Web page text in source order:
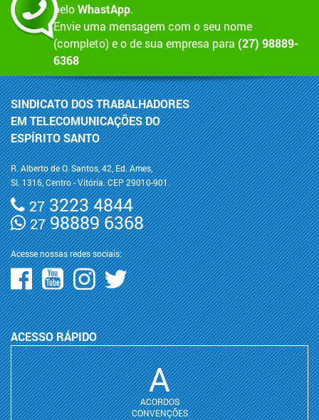
peloWhastApp.
Envie uma mensagem com o seu nome
(completo) e o de sua empresa para (27) 98889-
6368
SINDICATO DOS TRABALHADORES
EM TELECOMUNICAÇÕES DO
ESPÍRITO SANTO
R. Alberto de O. Santos, 42, Ed. Ames,
Sl. 1316, Centro - Vitória. CEP 29010-901.
273223 4844
2798889 6368
Acesse nossas redes sociais:
ACESSO RÁPIDO
A
ACORDOS
CONVENÇÕES